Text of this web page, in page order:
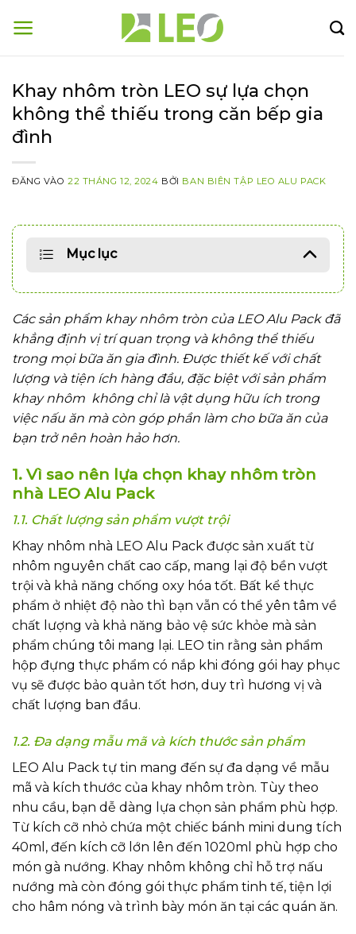
qua
Khay nhôm tròn LEO sự lựa chọn
không thể thiếu trong căn bếp gia
đình
ĐĂNG VÀO22 THÁNG 12, 2024 BỞI BAN BIÊN TẬP LEO ALU PACK
Mục lục
Các sản phẩm khay nhôm tròn của LEO Alu Pack đã
khẳng định vị trí quan trọng và không thể thiếu
trong mọi bữa ăn gia đình. Được thiết kế với chất
lượng và tiện ích hàng đầu, đặc biệt với sản phẩm
khay nhôm không chỉ là vật dụng hữu ích trong
việc nấu ăn mà còn góp phần làm cho bữa ăn của
bạn trở nên hoàn hảo hơn.
1. Vì sao nên lựa chọn khay nhôm tròn
nhà LEO Alu Pack
1.1. Chất lượng sản phẩm vượt trội
Khay nhôm nhà LEO Alu Pack được sản xuất từ
nhôm nguyên chất cao cấp, mang lại độ bền vượt
trội và khả năng chống oxy hóa tốt. Bất kể thực
phẩm ở nhiệt độ nào thì bạn vẫn có thể yên tâm về
chất lượng và khả năng bảo vệ sức khỏe mà sản
phẩm chúng tôi mang lại. LEO tin rằng sản phẩm
hộp đựng thực phẩm có nắp khi đóng gói hay phục
vụ sẽ được bảo quản tốt hơn, duy trì hương vị và
chất lượng ban đầu.
1.2. Đa dạng mẫu mã và kích thước sản phẩm
LEO Alu Pack tự tin mang đến sự đa dạng về mẫu
mã và kích thước của khay nhôm tròn. Tùy theo
nhu cầu, bạn dễ dàng lựa chọn sản phẩm phù hợp.
Từ kích cỡ nhỏ chứa một chiếc bánh mini dung tích
40ml, đến kích cỡ lớn lên đến 1020ml phù hợp cho
món gà nướng. Khay nhôm không chỉ hỗ trợ nấu
nướng mà còn đóng gói thực phẩm tinh tế, tiện lợi
cho hâm nóng và trình bày món ăn tại các quán ăn.